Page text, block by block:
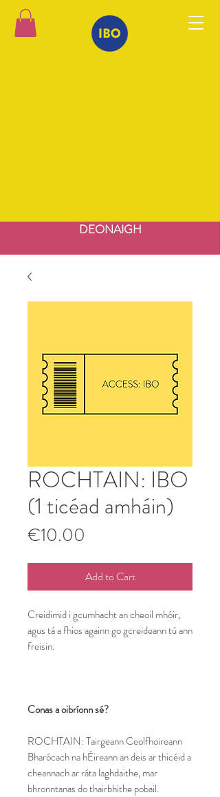
DEONAIGH
ROCHTAIN: IBO
(1 ticéad amháin)
€10.00
Add to Cart
Creidimid i gcumhacht an cheoil mhóir,
agus tá a fhios againn go gcreideann tú ann
freisin.
Conas a oibríonn sé?
ROCHTAIN: Tairgeann Ceolfhoireann
Bharócach na hÉireann an deis ar thicéid a
cheannach ar ráta laghdaithe, mar
bhronntanas do thairbhithe pobail.